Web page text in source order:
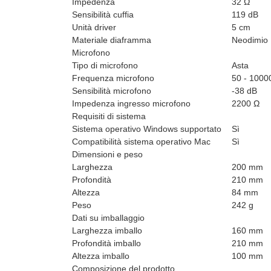
Sensibilità cuffia
119 dB
Unità driver
5 cm
Materiale diaframma
Neodimio
Microfono
Tipo di microfono
Asta
Frequenza microfono
50 -
Sensibilità microfono
-38 dB
Impedenza ingresso microfono
2200 Ω
Requisiti di sistema
Sistema operativo Windows supportato
Sì
Compatibilità sistema operativo Mac
Sì
Dimensioni e peso
Larghezza
200 mm
Profondità
210 mm
Altezza
84 mm
Peso
242 g
Dati su imballaggio
Larghezza imballo
160 mm
Profondità imballo
210 mm
Altezza imballo
100 mm
Composizione del prodotto